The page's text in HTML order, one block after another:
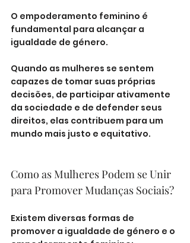
O empoderamento feminino é
fundamental para alcançar a
igualdade de género.
Quando as mulheres se sentem
capazes de tomar suas próprias
decisões, de participar ativamente
da sociedade e de defender seus
direitos, elas contribuem para um
mundo mais justo e equitativo.
Como as Mulheres Podem se Unir
para Promover Mudanças Sociais?
Existem diversas formas de
promover a igualdade de género e o